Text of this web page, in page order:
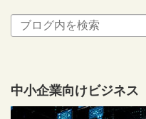
中小企業向けビジネス